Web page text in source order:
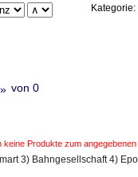
Kategorie:
» von 0
keine Produkte zum
3) Bahngesellschaft 4)